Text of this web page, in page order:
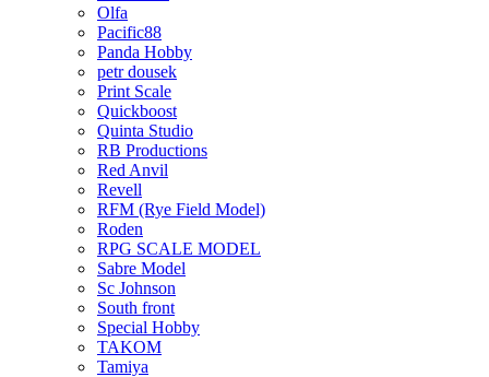
Olfa
Pacific88
Panda Hobby
petr dousek
Print Scale
Quickboost
Quinta Studio
RB Productions
Red Anvil
Revell
RFM (Rye Field Model)
Roden
RPG SCALE MODEL
Sabre Model
Sc Johnson
South front
Special Hobby
TAKOM
Tamiya